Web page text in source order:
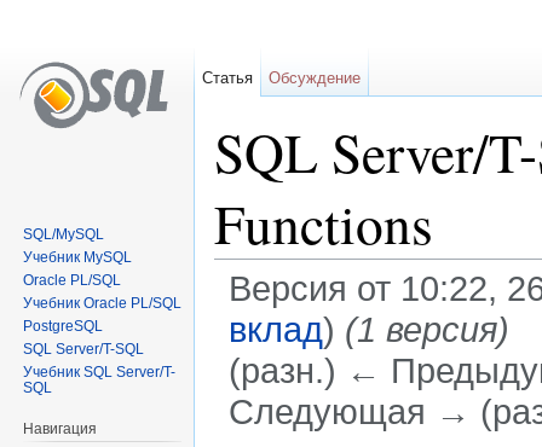
SQL Server/
Functions
Версия от 10:22,
вклад) (1 версия)
(разн.) ←
Следующая →
Статья Обсуждение
SQL/MySQL
Учебник MySQL
Oracle PL/SQL
Учебник Oracle PL/SQL
PostgreSQL
SQL Server/T-SQL
Учебник SQL Server/T-
SQL
Навигация